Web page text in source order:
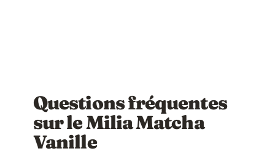
Questions fréquentes
sur le Milia Matcha
Vanille